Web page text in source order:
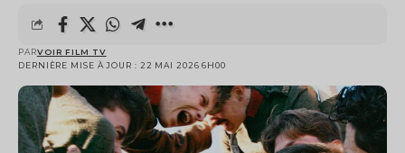
DERNIÈRE MISE À JOUR : 22 MAI 2026 6H00
PARVOIR FILM TV